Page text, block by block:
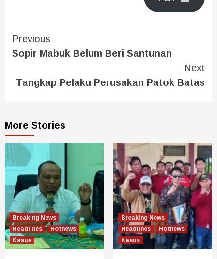
Previous
Sopir Mabuk Belum Beri Santunan
Next
Tangkap Pelaku Perusakan Patok Batas
More Stories
Breaking News
Headlines
Hotnews
Kasus
Breaking News
Headlines
Hotnews
Kasus